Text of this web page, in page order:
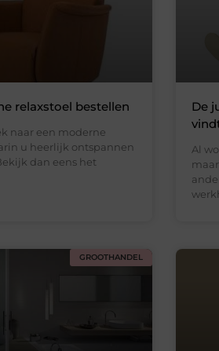
relaxstoel bestellen
naar een moderne
u heerlijk ontspannen
dan eens het
De
Al
GROOTHANDEL